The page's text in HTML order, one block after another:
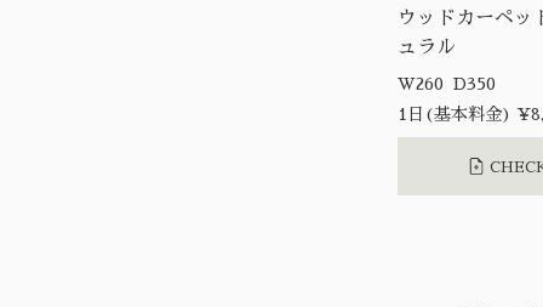
ウッドカーペッ
ュラル
W260 D350
1日(基本料金)